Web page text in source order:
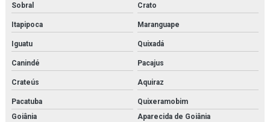
Sauer danfoss
Secador de ar comprimido por absorção
Secador de ar comprimido por adsorção
Secador de ar comprimido por adsorção orçamento
Sobral Crato
Itapipoca Maranguape
Iguatu Quixadá
Canindé Pacajus
Crateús Aquiraz
Pacatuba
Quixeramobim
Goiânia
Aparecida de Goiânia